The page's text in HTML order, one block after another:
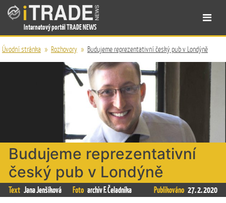
Internetový portál TRADE NEWS
Úvodní stránka » Rozhovory » Budujeme reprezentativní český pub v Londýně
Budujeme reprezentativní
český pub v Londýně
Text Jana Jenšíková Foto archiv F. Čeladníka Publikováno 27. 2. 2020